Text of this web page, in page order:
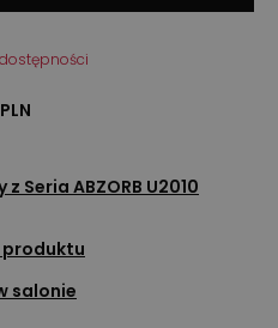
z Seria ABZORB U2010
salonie